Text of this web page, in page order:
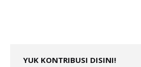
YUK KONTRIBUSI DISINI!